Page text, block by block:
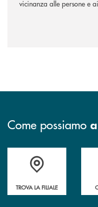
vicinanza alle persone e
Come possiamo
Accedi all' elenco completo
TROVA LA FILIALE